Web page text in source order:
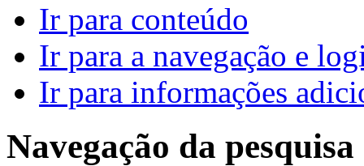
Ir para conteúdo
Ir para a navegação e
Ir para informações
Navegação da pesquisa